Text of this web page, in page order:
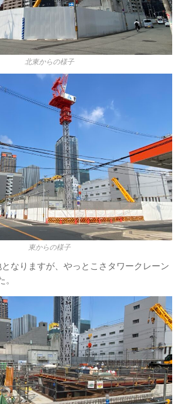
北東からの様子
東からの様子
なりますが、やっとこさタワークレーン